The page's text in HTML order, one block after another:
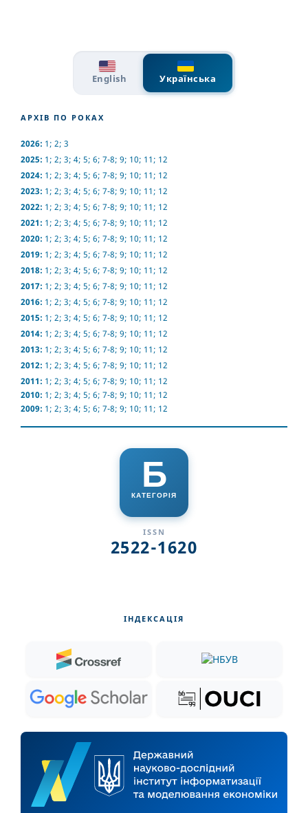
English Українська
АРХІВ ПО РОКАХ
2026: 1; 2; 3
2025: 1; 2; 3; 4; 5; 6; 7-8; 9; 10; 11; 12
2024: 1; 2; 3; 4; 5; 6; 7-8; 9; 10; 11; 12
2023: 1; 2; 3; 4; 5; 6; 7-8; 9; 10; 11; 12
2022: 1; 2; 3; 4; 5; 6; 7-8; 9; 10; 11; 12
2021: 1; 2; 3; 4; 5; 6; 7-8; 9; 10; 11; 12
2020: 1; 2; 3; 4; 5; 6; 7-8; 9; 10; 11; 12
2019: 1; 2; 3; 4; 5; 6; 7-8; 9; 10; 11; 12
2018: 1; 2; 3; 4; 5; 6; 7-8; 9; 10; 11; 12
2017: 1; 2; 3; 4; 5; 6; 7-8; 9; 10; 11; 12
2016: 1; 2; 3; 4; 5; 6; 7-8; 9; 10; 11; 12
2015: 1; 2; 3; 4; 5; 6; 7-8; 9; 10; 11; 12
2014: 1; 2; 3; 4; 5; 6; 7-8; 9; 10; 11; 12
2013: 1; 2; 3; 4; 5; 6; 7-8; 9; 10; 11; 12
2012: 1; 2; 3; 4; 5; 6; 7-8; 9; 10; 11; 12
2011: 1; 2; 3; 4; 5; 6; 7-8; 9; 10; 11; 12
2010: 1; 2; 3; 4; 5; 6; 7-8; 9; 10; 11; 12
2009: 1; 2; 3; 4; 5; 6; 7-8; 9; 10; 11; 12
Б
КАТЕГОРІЯ
ISSN
2522-1620
ІНДЕКСАЦІЯ